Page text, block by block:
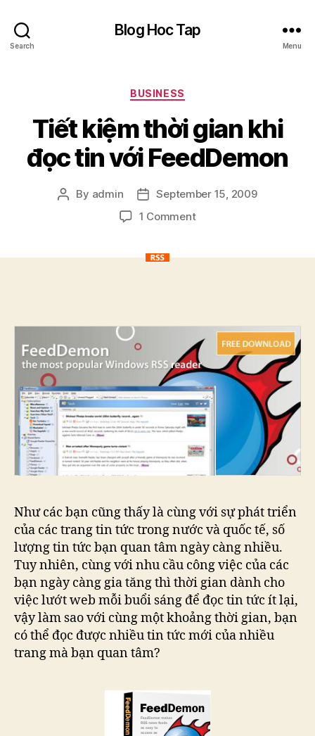
Search
Blog Hoc Tap
Menu
Categories
BUSINESS
Tiết kiệm thời gian khi
đọc tin với FeedDemon
Post
By admin
Post
date
September 15, 2009
1 Commenton
thời
tin
với
FeedDemon
Như các bạn cũng thấy là cùng với sự phát triển
của các trang tin tức trong nước và quốc tế, số
lượng tin tức bạn quan tâm ngày càng nhiều.
Tuy nhiên, cùng với nhu cầu công việc của các
bạn ngày càng gia tăng thì thời gian dành cho
việc lướt web mỗi buổi sáng để đọc tin tức ít lại,
vậy làm sao với cùng một khoảng thời gian, bạn
có thể đọc được nhiều tin tức mới của nhiều
trang mà bạn quan tâm?